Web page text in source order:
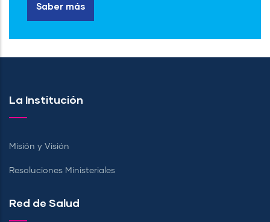
Saber más
La Institución
Misión y Visión
Resoluciones Ministeriales
Red de Salud